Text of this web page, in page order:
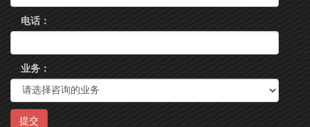
电话：
业务：
提交